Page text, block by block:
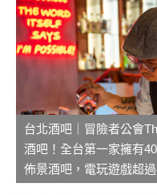
台北酒吧｜冒險者公會
酒吧！全台第一家擁有
佈景酒吧，電玩遊戲超